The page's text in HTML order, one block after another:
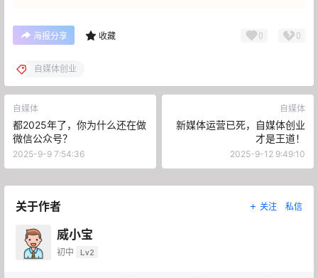
海报分享 收藏 0 0
自媒体创业
自媒体
都2025年了，你为什么还在做
微信公众号？
2025-9-9 7:54:36
自媒体
新媒体运营已死，自媒体创业
才是王道！
2025-9-12 9:49:10
关于作者 关注 私信
威小宝
初中 Lv2